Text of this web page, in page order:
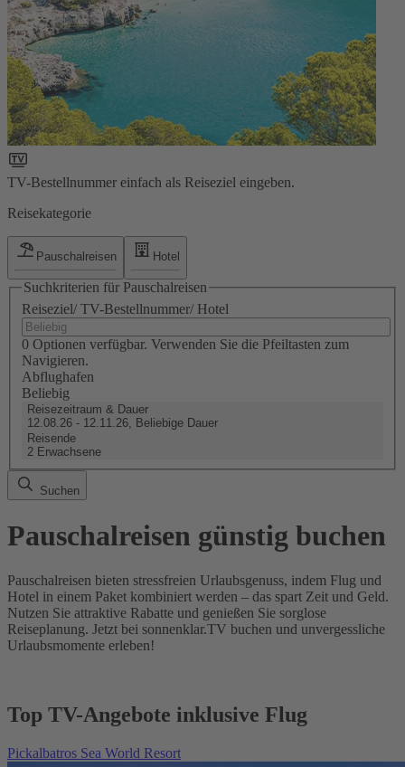
TV-Bestellnummer einfach als Reiseziel eingeben.
Reisekategorie
Pauschalreisen Hotel
Suchkriterien für Pauschalreisen
Reiseziel/ TV-Bestellnummer/ Hotel
0 Optionen verfügbar. Verwenden Sie die Pfeiltasten zum
Navigieren.
Abflughafen
Beliebig
Reisezeitraum & Dauer
12.08.26 - 12.11.26, Beliebige Dauer
Reisende
2 Erwachsene
Suchen
Pauschalreisen günstig buchen
Pauschalreisen bieten stressfreien Urlaubsgenuss, indem Flug und
Hotel in einem Paket kombiniert werden – das spart Zeit und Geld.
Nutzen Sie attraktive Rabatte und genießen Sie sorglose
Reiseplanung. Jetzt bei sonnenklar.TV buchen und unvergessliche
Urlaubsmomente erleben!
Top TV-Angebote inklusive Flug
Pickalbatros Sea World Resort